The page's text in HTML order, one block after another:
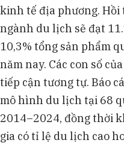
kinh tế địa phương. Hồi
ngành du lịch sẽ đạt
10,3% tổng sản phẩm
năm nay. Các con số
tiếp cận tương tự. Báo
mô hình du lịch tại 68
2014–2024, đồng thời
gia có tỉ lệ du lịch cao